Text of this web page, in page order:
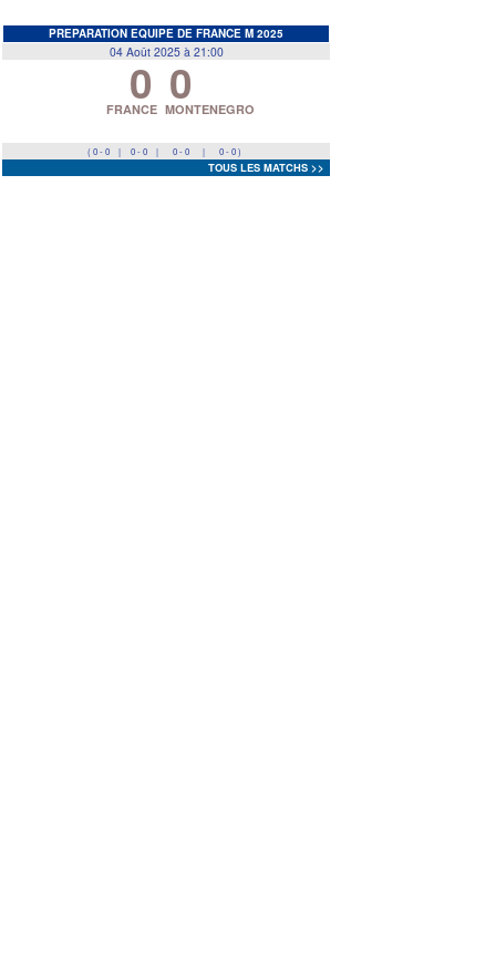
PREPARATION EQUIPE DE FRANCE M 2025
04 Août 2025 à 21:00
0
FRANCE 0
MONTENEGRO
( 0 - 0 | 0 - 0 | 0 - 0 | 0 - 0 )
TOUS LES MATCHS >>